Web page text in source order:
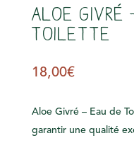
Aloe Givré
Toilette
18,00€
Aloe Givré – Eau de
garantir une qualité